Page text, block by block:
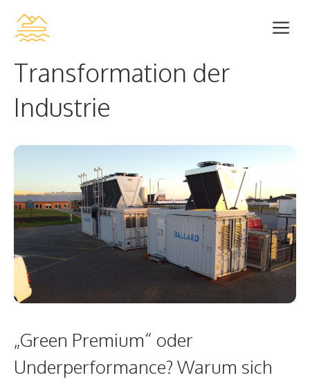
Inhalt
Transformation der
Industrie
„Green Premium“ oder
Underperformance? Warum sich